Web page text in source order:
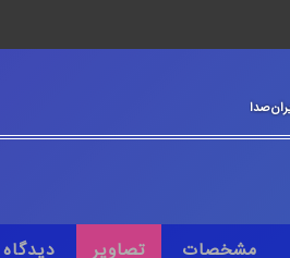
مشخصات تصاویر دیدگاه